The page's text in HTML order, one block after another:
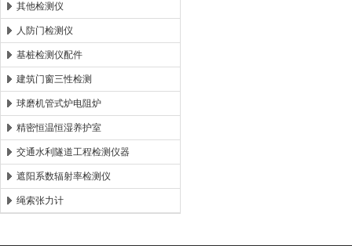
其他检测仪
人防门检测仪
基桩检测仪配件
建筑门窗三性检测
球磨机管式炉电阻炉
精密恒温恒湿养护室
交通水利隧道工程检测仪器
遮阳系数辐射率检测仪
绳索张力计